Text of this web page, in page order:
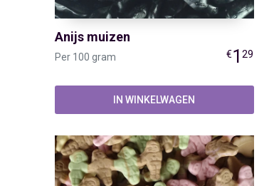
Anijs muizen
Per 100 gram €129
IN WINKELWAGEN